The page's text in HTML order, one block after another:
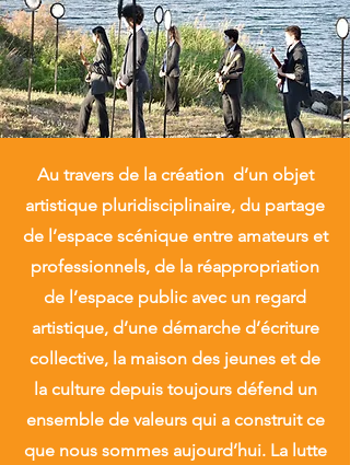
Au travers de la création d’un objet
artistique pluridisciplinaire, du partage
de l’espace scénique entre amateurs et
professionnels, de la réappropriation
de l’espace public avec un regard
artistique, d’une démarche d’écriture
collective, la maison des jeunes et de
la culture depuis toujours défend un
ensemble de valeurs qui a construit ce
que nous sommes aujourd’hui. La lutte